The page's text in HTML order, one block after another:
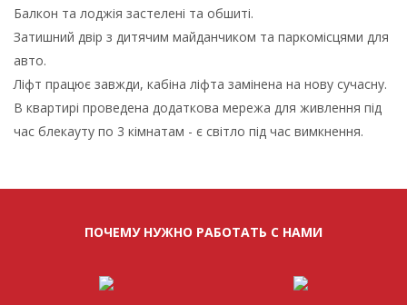
Балкон та лоджія застелені та обшиті.
Затишний двір з дитячим майданчиком та паркомісцями для
авто.
Ліфт працює завжди, кабіна ліфта замінена на нову сучасну.
В квартирі проведена додаткова мережа для живлення під
час блекауту по 3 кімнатам - є світло під час вимкнення.
ПОЧЕМУ НУЖНО РАБОТАТЬ С НАМИ